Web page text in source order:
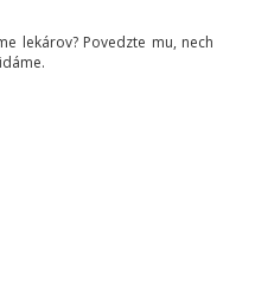
lekárov? Povedzte mu, nech